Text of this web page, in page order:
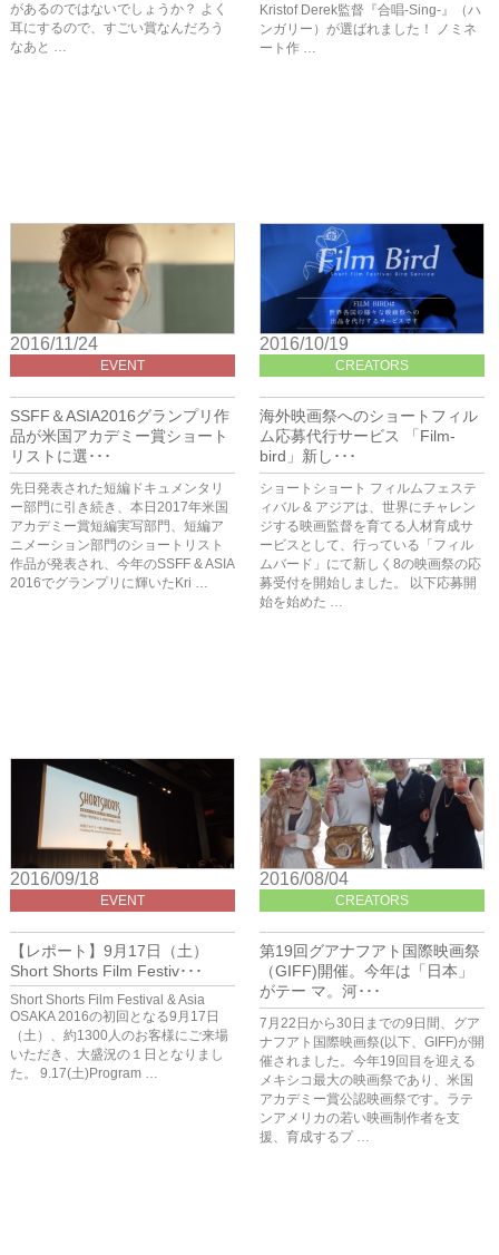
があるのではないでしょうか？ よく
耳にするので、すごい賞なんだろう
なあと …
Kristof Derek監督『合唱-Sing-』（ハ
ンガリー）が選ばれました！ ノミネ
ート作 …
2016/11/24
EVENT
SSFF＆ASIA2016グランプリ作
品が米国アカデミー賞ショート
リストに選･･･
先日発表された短編ドキュメンタリ
ー部門に引き続き、本日2017年米国
アカデミー賞短編実写部門、短編ア
ニメーション部門のショートリスト
作品が発表され、今年のSSFF & ASIA
2016でグランプリに輝いたKri …
2016/10/19
CREATORS
海外映画祭へのショートフィル
ム応募代行サービス 「Film-
bird」新し･･･
ショートショート フィルムフェステ
ィバル & アジアは、世界にチャレン
ジする映画監督を育てる人材育成サ
ービスとして、行っている「フィル
ムバード」にて新しく8の映画祭の応
募受付を開始しました。 以下応募開
始を始めた …
2016/09/18
EVENT
【レポート】9月17日（土）
Short Shorts Film Festiv･･･
Short Shorts Film Festival & Asia
OSAKA 2016の初回となる9月17日
（土）、約1300人のお客様にご来場
いただき、大盛況の１日となりまし
た。 9.17(土)Program …
2016/08/04
CREATORS
第19回グアナフアト国際映画祭
（GIFF)開催。今年は「日本」
がテー マ。河･･･
7月22日から30日までの9日間、グア
ナフアト国際映画祭(以下、GIFF)が開
催されました。今年19回目を迎える
メキシコ最大の映画祭であり、米国
アカデミー賞公認映画祭です。ラテ
ンアメリカの若い映画制作者を支
援、育成するプ …